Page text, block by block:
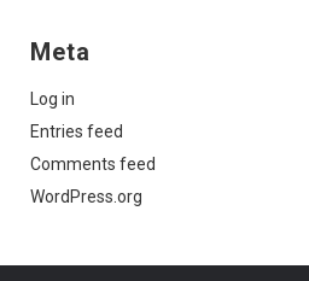
Meta
Log in
Entries feed
Comments feed
WordPress.org